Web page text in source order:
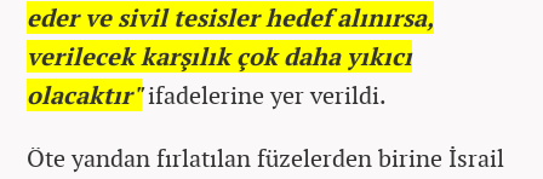
eder ve sivil tesisler hedef alınırsa,
verilecek karşılık çok daha yıkıcı
olacaktır"ifadelerine yer verildi.
Öte yandan fırlatılan füzelerden birine İsrail